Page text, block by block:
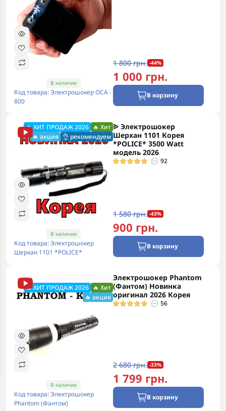
В наличии
Код товара: Электрошокер ОСА -
800
1 800 грн. -44%
1 000 грн.
В корзину
🔥 ХИТ ПРОДАЖ 2026 🔥 Хит
🔥 акция 👌 рекомендуем
В наличии
Код товара: Электрошокер
Шерхан 1101 *POLICE*
ᐉ Электрошокер
Шерхан 1101 Корея
*POLICE* 3500 Watt
модель 2026
92
1 580 грн. -43%
900 грн.
В корзину
🔥 ХИТ ПРОДАЖ 2026 🔥 Хит
🔥 акция
В наличии
Код товара: Электрошокер
Phantom (Фантом)
Электрошокер Phantom
(Фантом) Новинка
оригинал 2026 Корея
56
2 680 грн. -33%
1 799 грн.
В корзину